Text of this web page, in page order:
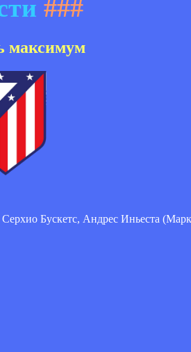
###
максимум
Бускетс, Андрес Иньеста